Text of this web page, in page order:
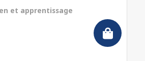
et apprentissage